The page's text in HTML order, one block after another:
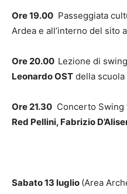
Ore 19.00 Passeggiata
Ardea e all’interno del sito
Ore 20.00 Lezione di
Leonardo OST della scuola
Ore 21.30 Concerto Swing
Red Pellini, Fabrizio
Sabato 13 luglio (Area